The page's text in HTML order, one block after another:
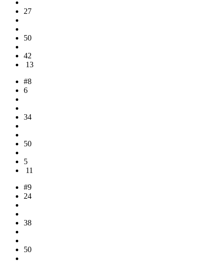
27
50
42
13
#8
6
34
50
5
11
#9
24
38
50